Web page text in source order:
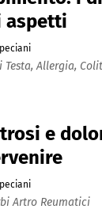
aspetti
Testa,Allergia,
e
Artro Reumatici